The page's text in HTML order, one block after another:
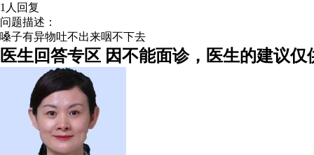
1人回复
问题描述：
嗓子有异物吐不出来咽不下去
医生回答专区 因不能面诊，医生的建议仅